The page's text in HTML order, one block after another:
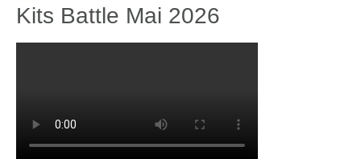
Kits Battle Mai 2026